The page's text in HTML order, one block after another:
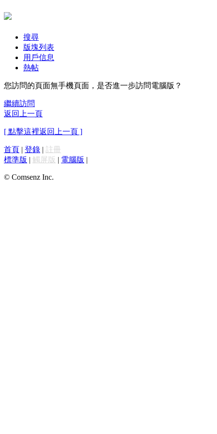
搜尋
版塊列表
用戶信息
熱帖
您訪問的頁面無手機頁面，是否進一步訪問電腦版？
繼續訪問
返回上一頁
[ 點擊這裡返回上一頁 ]
首頁 | 登錄 | 註冊
標準版 | 觸屏版 | 電腦版 |
© Comsenz Inc.